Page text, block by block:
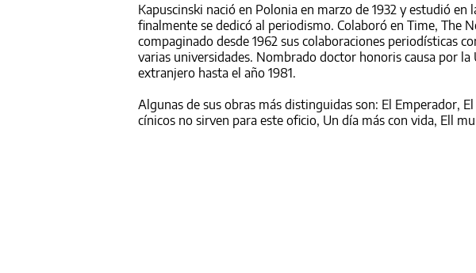
Kapuscinski nació en Polonia en marzo de 1932 y estudió
finalmente se dedicó al periodismo. Colaboró en Time, The
compaginado desde 1962 sus colaboraciones periodísticas
varias universidades. Nombrado doctor honoris causa por la
extranjero hasta el año 1981.
Algunas de sus obras más distinguidas son: El Emperador,
cínicos no sirven para este oficio, Un día más con vida, Ell